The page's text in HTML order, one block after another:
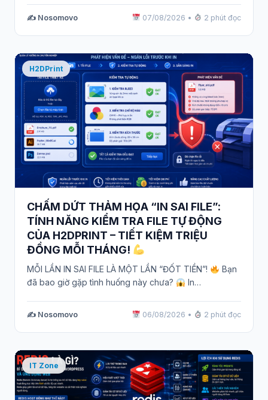
✍️ Nosomovo 07/08/2026 • 2 phút đọc
H2DPrint
CHẤM DỨT THẢM HỌA “IN SAI FILE”:
TÍNH NĂNG KIỂM TRA FILE TỰ ĐỘNG
CỦA H2DPRINT – TIẾT KIỆM TRIỆU
ĐỒNG MỖI THÁNG!
MỖI LẦN IN SAI FILE LÀ MỘT LẦN “ĐỐT TIỀN”!
Bạn
đã bao giờ gặp tình huống này chưa?
In…
✍️ Nosomovo 06/08/2026 • 2 phút đọc
IT Zone